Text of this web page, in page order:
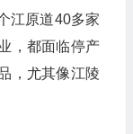
江原道40多家
，都面临停产
，尤其像江陵